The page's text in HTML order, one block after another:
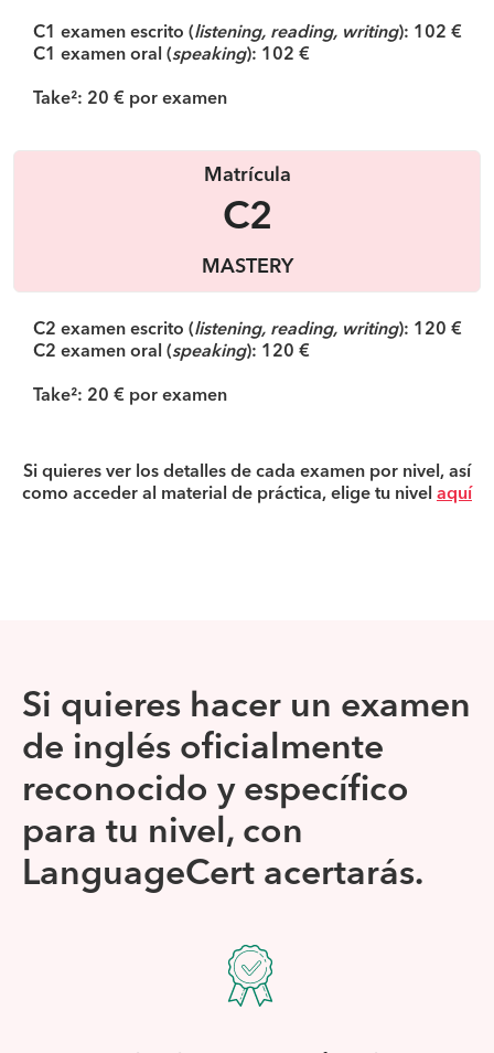
Matrícula
C2
MASTERY
C1 examen escrito (listening, reading, writing): 102 €
C1 examen oral (speaking): 102 €
Take²: 20 € por examen
C2 examen escrito (listening, reading, writing): 120 €
C2 examen oral (speaking): 120 €
Take²: 20 € por examen
Si quieres ver los detalles de cada examen por nivel, así
como acceder al material de práctica, elige tu nivel aquí
Si quieres hacer un examen
de inglés oficialmente
reconocido y específico
para tu nivel, con
LanguageCert acertarás.